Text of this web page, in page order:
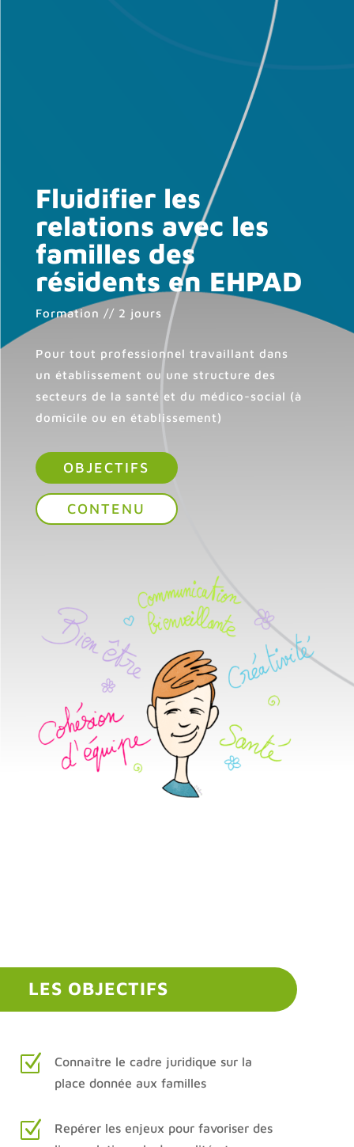
Fluidifier les
relations avec les
familles des
résidents en EHPAD
Formation // 2 jours
Pour tout professionnel travaillant dans
un établissement ou une structure des
secteurs de la santé et du médico-social (à
domicile ou en établissement)
OBJECTIFS
CONTENU
LES OBJECTIFS
Z
Connaître le cadre juridique sur la
place donnée aux familles
Z
Repérer les enjeux pour favoriser des